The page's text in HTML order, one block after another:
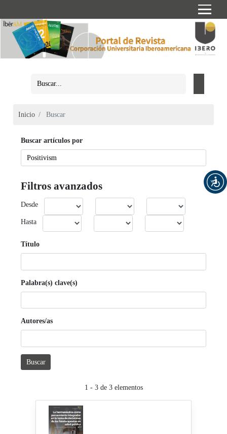
Inicio Buscar
Buscar artículos por
Filtros avanzados
Desde
Hasta
Título
Palabra(s) clave(s)
Autores/as
Buscar
1 - 3 de 3 elementos